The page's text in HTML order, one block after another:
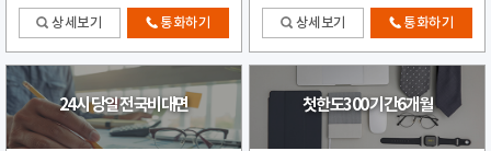
상세보기 통화하기 상세보기 통화하기
24시 당일 전국비대면 첫한도300 기간6개월